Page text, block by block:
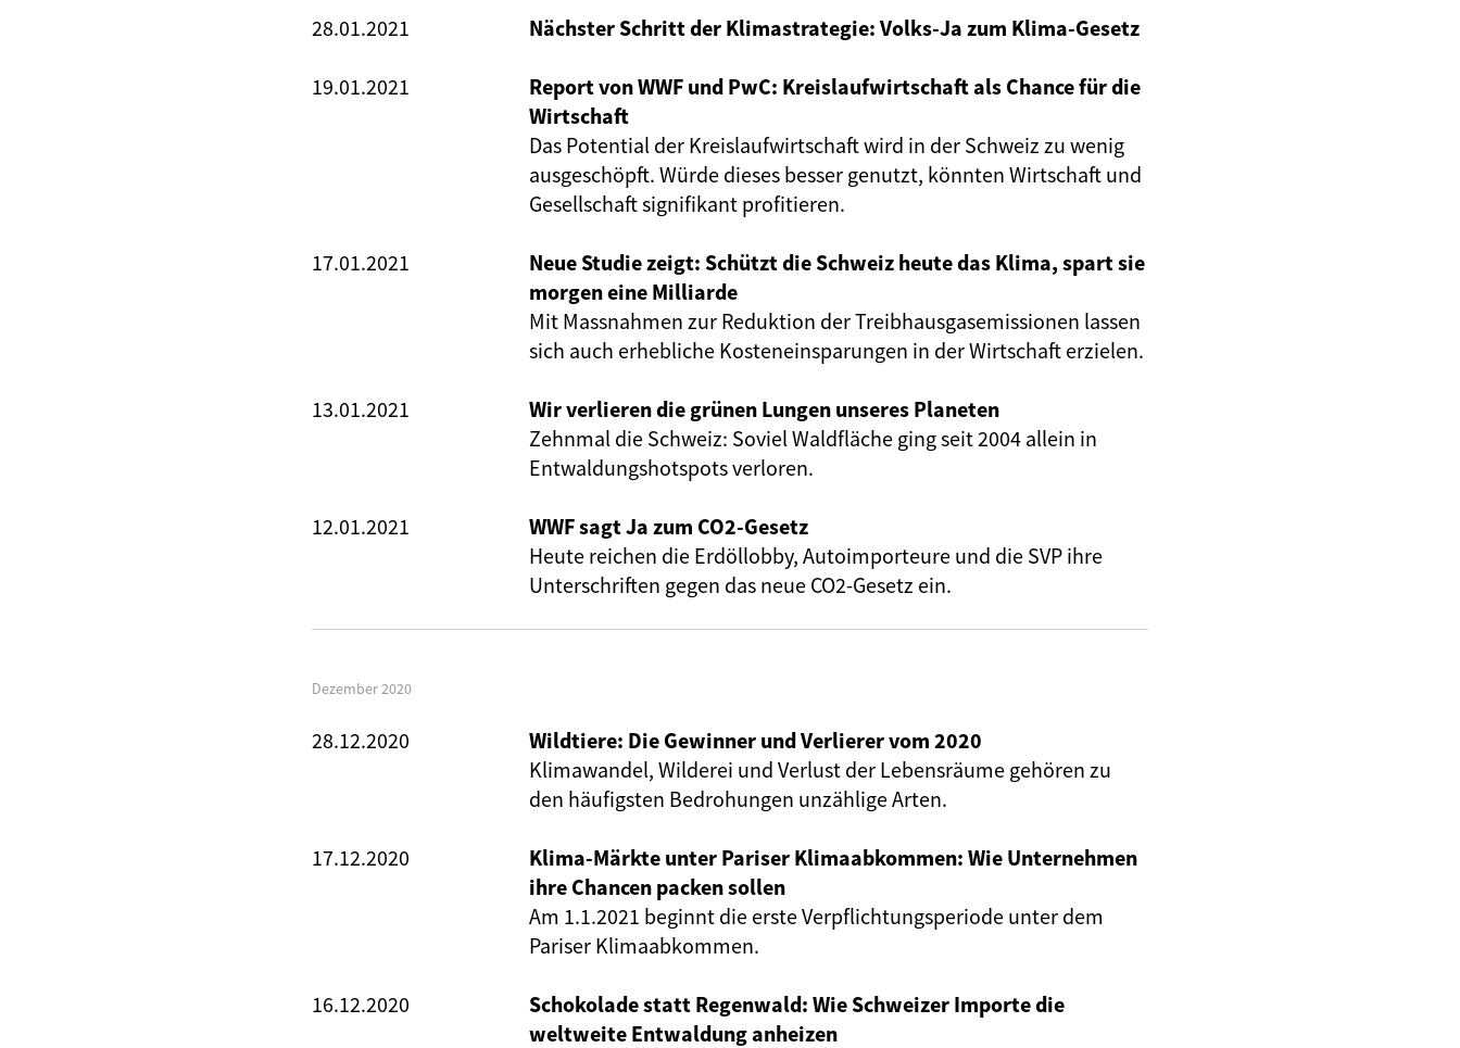
28.01.2021 Nächster Schritt der Klimastrategie: Volks-Ja zum Klima-Gesetz
19.01.2021
Report von WWF und PwC: Kreislaufwirtschaft als Chance für die
Wirtschaft
Das Potential der Kreislaufwirtschaft wird in der Schweiz zu wenig
ausgeschöpft. Würde dieses besser genutzt, könnten Wirtschaft und
Gesellschaft signifikant profitieren.
17.01.2021
Neue Studie zeigt: Schützt die Schweiz heute das Klima, spart sie
morgen eine Milliarde
Mit Massnahmen zur Reduktion der Treibhausgasemissionen lassen
sich auch erhebliche Kosteneinsparungen in der Wirtschaft erzielen.
13.01.2021
Wir verlieren die grünen Lungen unseres Planeten
Zehnmal die Schweiz: Soviel Waldfläche ging seit 2004 allein in
Entwaldungshotspots verloren.
12.01.2021
WWF sagt Ja zum CO2-Gesetz
Heute reichen die Erdöllobby, Autoimporteure und die SVP ihre
Unterschriften gegen das neue CO2-Gesetz ein.
Dezember 2020
28.12.2020
Wildtiere: Die Gewinner und Verlierer vom 2020
Klimawandel, Wilderei und Verlust der Lebensräume gehören zu
den häufigsten Bedrohungen unzählige Arten.
17.12.2020
Klima-Märkte unter Pariser Klimaabkommen: Wie Unternehmen
ihre Chancen packen sollen
Am 1.1.2021 beginnt die erste Verpflichtungsperiode unter dem
Pariser Klimaabkommen.
16.12.2020
Schokolade statt Regenwald: Wie Schweizer Importe die
weltweite Entwaldung anheizen